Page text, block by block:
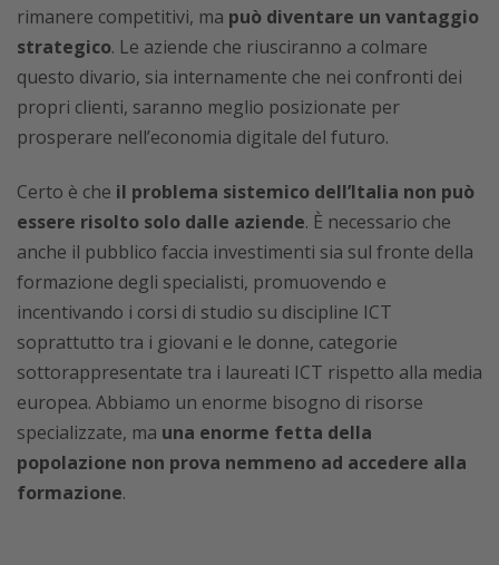
rimanere competitivi, ma può diventare un vantaggio
strategico. Le aziende che riusciranno a colmare
questo divario, sia internamente che nei confronti dei
propri clienti, saranno meglio posizionate per
prosperare nell’economia digitale del futuro.
Certo è che il problema sistemico dell’Italia non può
essere risolto solo dalle aziende. È necessario che
anche il pubblico faccia investimenti sia sul fronte della
formazione degli specialisti, promuovendo e
incentivando i corsi di studio su discipline ICT
soprattutto tra i giovani e le donne, categorie
sottorappresentate tra i laureati ICT rispetto alla media
europea. Abbiamo un enorme bisogno di risorse
specializzate, ma una enorme fetta della
popolazione non prova nemmeno ad accedere alla
formazione.